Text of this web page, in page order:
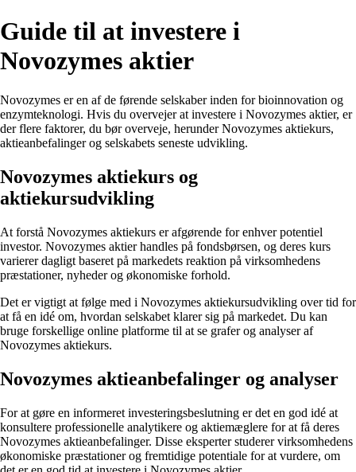
Guide til at investere i
Novozymes aktier
Novozymes er en af de førende selskaber inden for bioinnovation og
enzymteknologi. Hvis du overvejer at investere i Novozymes aktier, er
der flere faktorer, du bør overveje, herunder Novozymes aktiekurs,
aktieanbefalinger og selskabets seneste udvikling.
Novozymes aktiekurs og
aktiekursudvikling
At forstå Novozymes aktiekurs er afgørende for enhver potentiel
investor. Novozymes aktier handles på fondsbørsen, og deres kurs
varierer dagligt baseret på markedets reaktion på virksomhedens
præstationer, nyheder og økonomiske forhold.
Det er vigtigt at følge med i Novozymes aktiekursudvikling over tid for
at få en idé om, hvordan selskabet klarer sig på markedet. Du kan
bruge forskellige online platforme til at se grafer og analyser af
Novozymes aktiekurs.
Novozymes aktieanbefalinger og analyser
For at gøre en informeret investeringsbeslutning er det en god idé at
konsultere professionelle analytikere og aktiemæglere for at få deres
Novozymes aktieanbefalinger. Disse eksperter studerer virksomhedens
økonomiske præstationer og fremtidige potentiale for at vurdere, om